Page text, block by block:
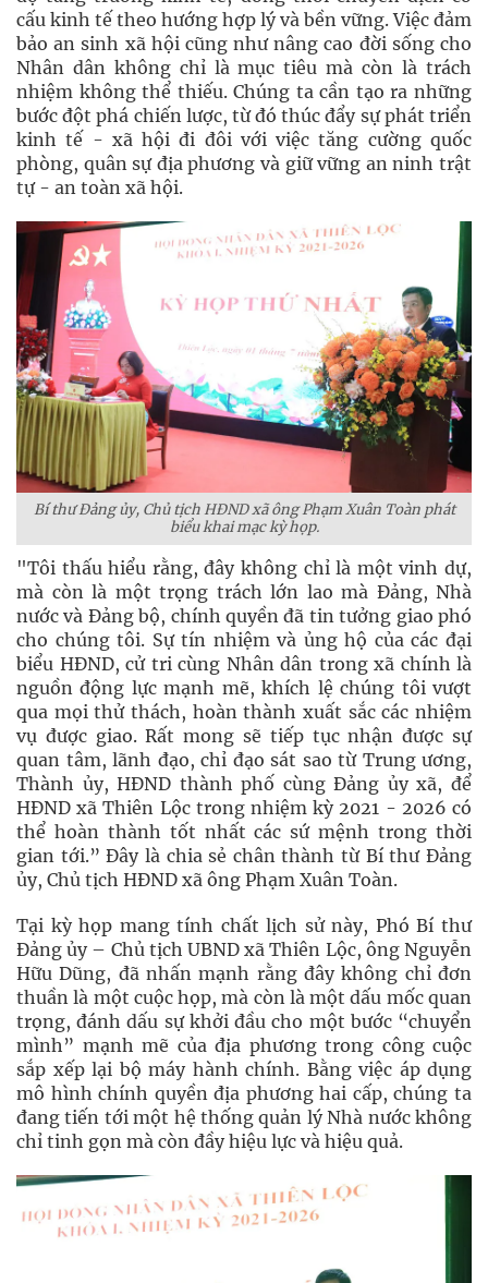
cấu kinh tế theo hướng hợp lý và bền vững. Việc đảm
bảo an sinh xã hội cũng như nâng cao đời sống cho
Nhân dân không chỉ là mục tiêu mà còn là trách
nhiệm không thể thiếu. Chúng ta cần tạo ra những
bước đột phá chiến lược, từ đó thúc đẩy sự phát triển
kinh tế - xã hội đi đôi với việc tăng cường quốc
phòng, quân sự địa phương và giữ vững an ninh trật
tự - an toàn xã hội.
Bí thư Đảng ủy, Chủ tịch HĐND xã ông Phạm Xuân Toàn phát
biểu khai mạc kỳ họp.
"Tôi thấu hiểu rằng, đây không chỉ là một vinh dự,
mà còn là một trọng trách lớn lao mà Đảng, Nhà
nước và Đảng bộ, chính quyền đã tin tưởng giao phó
cho chúng tôi. Sự tín nhiệm và ủng hộ của các đại
biểu HĐND, cử tri cùng Nhân dân trong xã chính là
nguồn động lực mạnh mẽ, khích lệ chúng tôi vượt
qua mọi thử thách, hoàn thành xuất sắc các nhiệm
vụ được giao. Rất mong sẽ tiếp tục nhận được sự
quan tâm, lãnh đạo, chỉ đạo sát sao từ Trung ương,
Thành ủy, HĐND thành phố cùng Đảng ủy xã, để
HĐND xã Thiên Lộc trong nhiệm kỳ 2021 - 2026 có
thể hoàn thành tốt nhất các sứ mệnh trong thời
gian tới.” Đây là chia sẻ chân thành từ Bí thư Đảng
ủy, Chủ tịch HĐND xã ông Phạm Xuân Toàn.
Tại kỳ họp mang tính chất lịch sử này, Phó Bí thư
Đảng ủy – Chủ tịch UBND xã Thiên Lộc, ông Nguyễn
Hữu Dũng, đã nhấn mạnh rằng đây không chỉ đơn
thuần là một cuộc họp, mà còn là một dấu mốc quan
trọng, đánh dấu sự khởi đầu cho một bước “chuyển
mình” mạnh mẽ của địa phương trong công cuộc
sắp xếp lại bộ máy hành chính. Bằng việc áp dụng
mô hình chính quyền địa phương hai cấp, chúng ta
đang tiến tới một hệ thống quản lý Nhà nước không
chỉ tinh gọn mà còn đầy hiệu lực và hiệu quả.